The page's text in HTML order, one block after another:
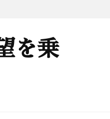
を乗